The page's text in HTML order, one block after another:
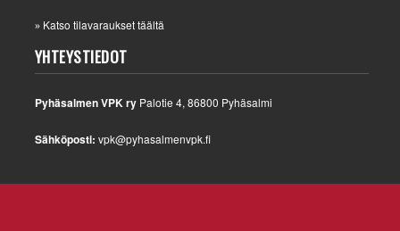
» Katso tilavaraukset täältä
YHTEYSTIEDOT
Pyhäsalmen VPK ry Palotie 4, 86800 Pyhäsalmi
Sähköposti: vpk@pyhasalmenvpk.fi